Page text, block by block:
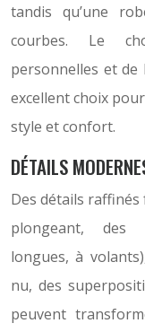
tandis qu’une
courbes. Le
personnelles et
excellent choix
style et confort.
DÉTAILS
Des détails
plongeant, des
longues, à
nu, des
peuvent